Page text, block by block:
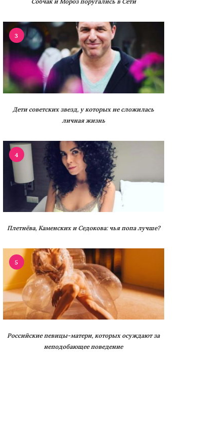
3
Дети советских звезд, у которых не сложилась
личная жизнь
4
Плетнёва, Каменских и Седокова: чья попа лучше?
5
Российские певицы-матери, которых осуждают за
неподобающее поведение